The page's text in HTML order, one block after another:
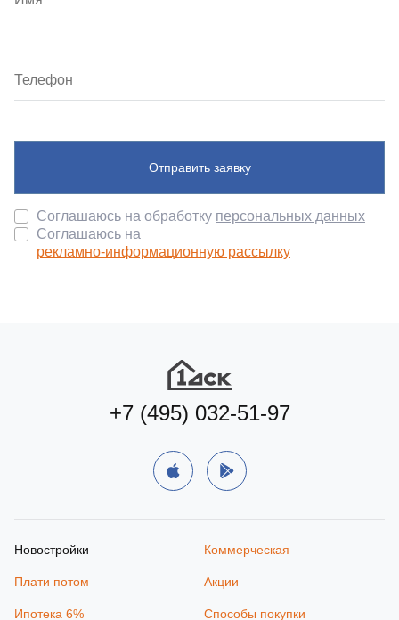
Отправить заявку
Соглашаюсь на обработку персональных данных
Соглашаюсь на
рекламно-информационную рассылку
+7 (495) 032-51-97
Новостройки Коммерческая
Плати потом Акции
Ипотека 6% Способы покупки